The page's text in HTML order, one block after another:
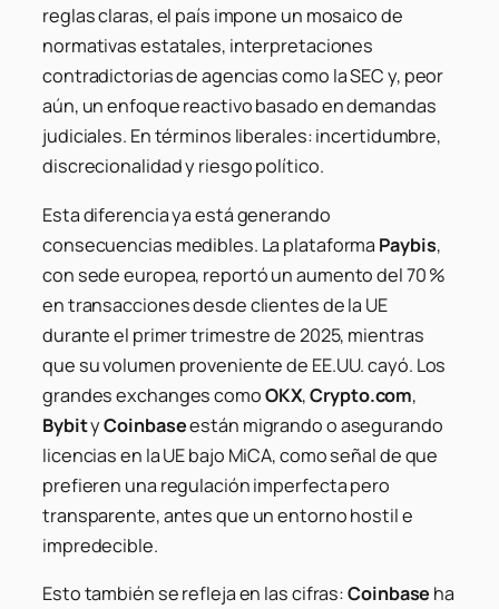
reglas claras, el país impone un mosaico de
normativas estatales, interpretaciones
contradictorias de agencias como la SEC y, peor
aún, un enfoque reactivo basado en demandas
judiciales. En términos liberales: incertidumbre,
discrecionalidad y riesgo político.
Esta diferencia ya está generando
consecuencias medibles. La plataforma Paybis,
con sede europea, reportó un aumento del 70 %
en transacciones desde clientes de la UE
durante el primer trimestre de 2025, mientras
que su volumen proveniente de EE.UU. cayó. Los
grandes exchanges comoOKX,Crypto.com,
BybityCoinbaseestán migrando o asegurando
licencias en la UE bajo MiCA, como señal de que
prefieren una regulación imperfecta pero
transparente, antes que un entorno hostil e
impredecible.
Esto también se refleja en las cifras:Coinbase ha